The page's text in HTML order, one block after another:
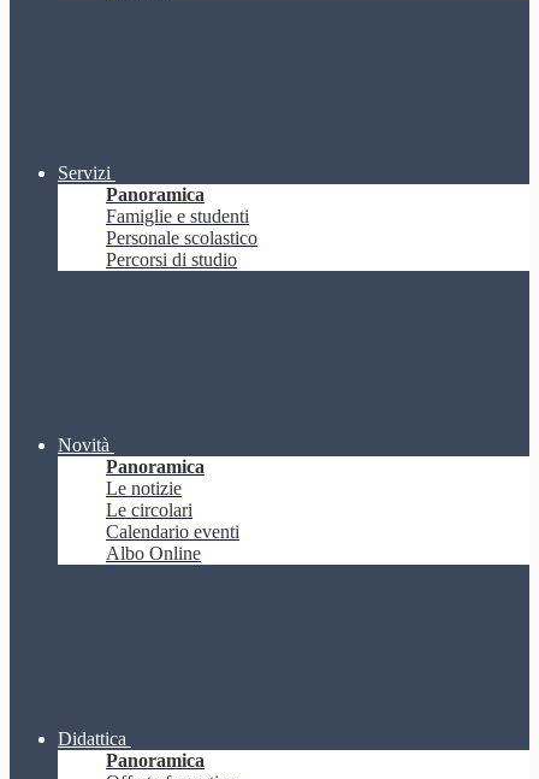
Servizi
Panoramica
Famiglie e studenti
Personale scolastico
Percorsi di studio
Novità
Panoramica
Le notizie
Le circolari
Calendario eventi
Albo Online
Didattica
Panoramica